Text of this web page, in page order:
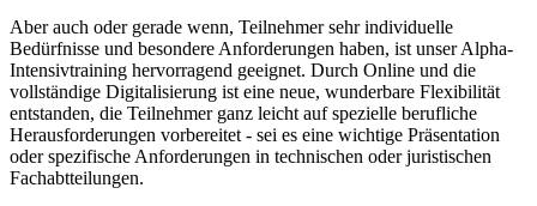
Aber auch oder gerade wenn, Teilnehmer sehr individuelle
Bedürfnisse und besondere Anforderungen haben, ist unser Alpha-
Intensivtraining hervorragend geeignet. Durch Online und die
vollständige Digitalisierung ist eine neue, wunderbare Flexibilität
entstanden, die Teilnehmer ganz leicht auf spezielle berufliche
Herausforderungen vorbereitet - sei es eine wichtige Präsentation
oder spezifische Anforderungen in technischen oder juristischen
Fachabtteilungen.